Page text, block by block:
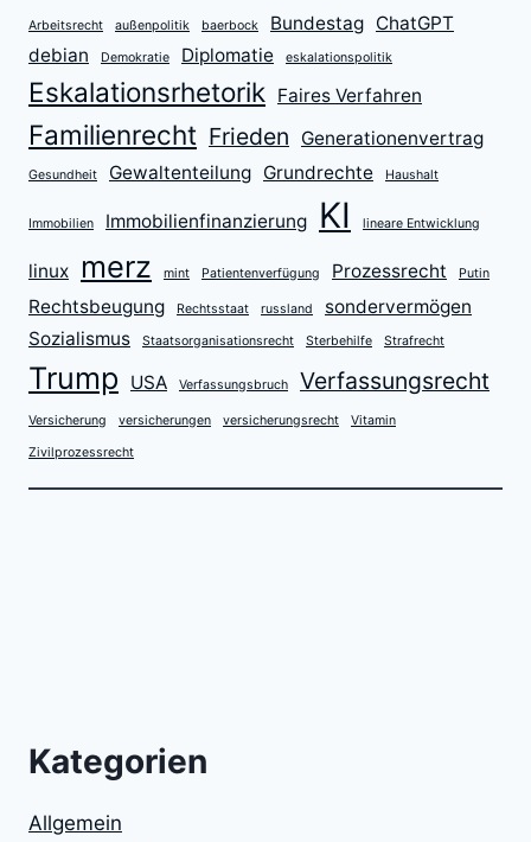
Arbeitsrecht außenpolitik baerbock Bundestag ChatGPT
debian
Demokratie Diplomatie eskalationspolitik
Eskalationsrhetorik Faires Verfahren
Familienrecht Frieden Generationenvertrag
Gesundheit Gewaltenteilung Grundrechte Haushalt
Immobilien Immobilienfinanzierung KI lineare Entwicklung
linux merz mint Patientenverfügung Prozessrecht Putin
Rechtsbeugung Rechtsstaat russland
sondervermögen
Sozialismus
Staatsorganisationsrecht Sterbehilfe Strafrecht
Trump USA Verfassungsbruch Verfassungsrecht
Versicherung versicherungen versicherungsrecht Vitamin
Zivilprozessrecht
Kategorien
Allgemein